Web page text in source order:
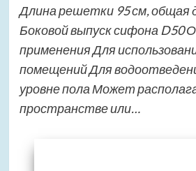
Длина решетки 95 см, общая
Боковой выпуск сифона D50
применения Для
помещений Для
уровне пола Может
пространстве или…